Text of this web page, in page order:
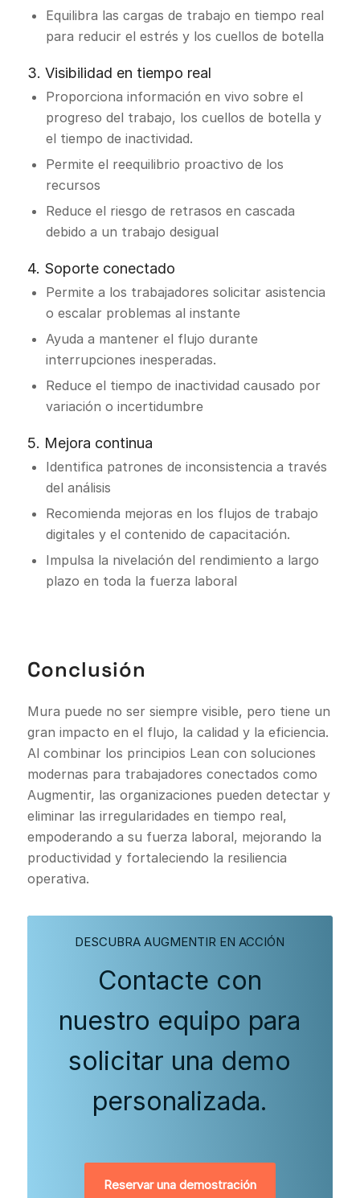
Equilibra las cargas de trabajo en tiempo real
para reducir el estrés y los cuellos de botella
3. Visibilidad en tiempo real
Proporciona información en vivo sobre el
progreso del trabajo, los cuellos de botella y
el tiempo de inactividad.
Permite el reequilibrio proactivo de los
recursos
Reduce el riesgo de retrasos en cascada
debido a un trabajo desigual
4. Soporte conectado
Permite a los trabajadores solicitar asistencia
o escalar problemas al instante
Ayuda a mantener el flujo durante
interrupciones inesperadas.
Reduce el tiempo de inactividad causado por
variación o incertidumbre
5. Mejora continua
Identifica patrones de inconsistencia a través
del análisis
Recomienda mejoras en los flujos de trabajo
digitales y el contenido de capacitación.
Impulsa la nivelación del rendimiento a largo
plazo en toda la fuerza laboral
Conclusión
Mura puede no ser siempre visible, pero tiene un
gran impacto en el flujo, la calidad y la eficiencia.
Al combinar los principios Lean con soluciones
modernas para trabajadores conectados como
Augmentir, las organizaciones pueden detectar y
eliminar las irregularidades en tiempo real,
empoderando a su fuerza laboral, mejorando la
productividad y fortaleciendo la resiliencia
operativa.
DESCUBRA AUGMENTIR EN ACCIÓN
Contacte con
nuestro equipo para
solicitar una demo
personalizada.
Reservar una demostración